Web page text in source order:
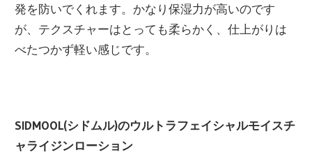
発を防いでくれます。かなり保湿力が高いのです
が、テクスチャーはとっても柔らかく、仕上がりは
べたつかず軽い感じです。
SIDMOOL(シドムル)のウルトラフェイシャルモイスチ
ャライジンローション